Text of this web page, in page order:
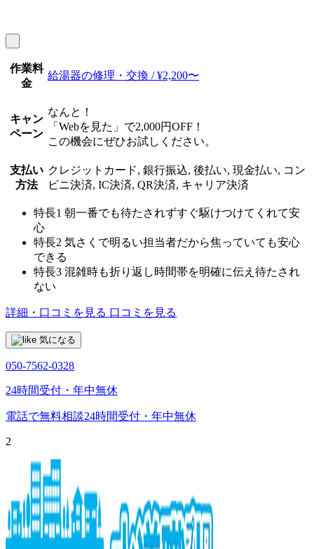
作業料
金
給湯器の修理・交換 / ¥2,200〜
キャン
ペーン
なんと！
「Webを見た」で2,000円OFF！
この機会にぜひお試しください。
支払い
方法
クレジットカード, 銀行振込, 後払い, 現金払い, コン
ビニ決済, IC決済, QR決済, キャリア決済
特長1 朝一番でも待たされずすぐ駆けつけてくれて安
心
特長2 気さくで明るい担当者だから焦っていても安心
できる
特長3 混雑時も折り返し時間帯を明確に伝え待たされ
ない
詳細・口コミを見る 口コミを見る
気になる
050-7562-0328
24時間受付・年中無休
電話で無料相談24時間受付・年中無休
2